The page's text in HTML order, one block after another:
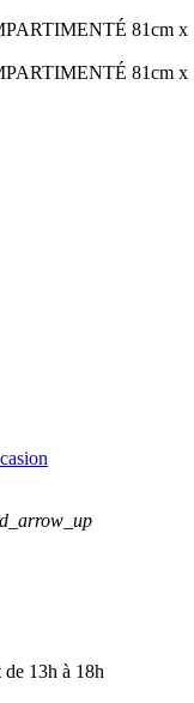
13h à 18h